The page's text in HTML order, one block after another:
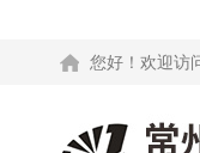
您好！欢迎访